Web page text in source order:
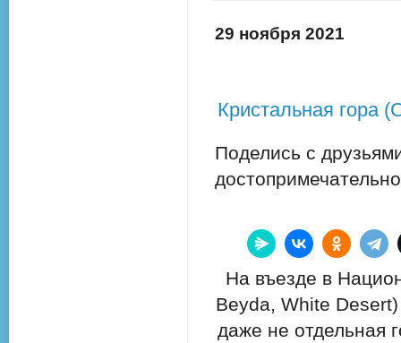
29 ноября 2021
Кристальная гора
Поделись с
На въезде в
Beyda, White
даже не отдельная